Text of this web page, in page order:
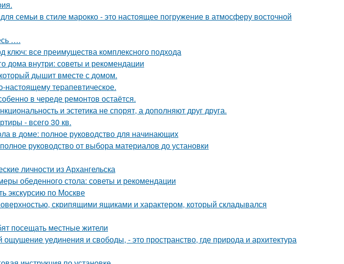
семьи в стиле марокко - это настоящее погружение в атмосферу восточной
….
ключ: все преимущества комплексного подхода
дома внутри: советы и рекомендации
дышит вместе с домом.
настоящему терапевтическое.
в череде ремонтов остаётся.
и эстетика не спорят, а дополняют друг друга.
- всего 30 кв.
в доме: полное руководство для начинающих
руководство от выбора материалов до установки
личности из Архангельска
обеденного стола: советы и рекомендации
экскурсию по Москве
скрипящими ящиками и характером, который складывался
посещать местные жители
уединения и свободы, - это пространство, где природа и архитектура